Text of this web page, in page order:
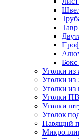
Уголки
Уголки из
Уголки из
Уголки
Уголки
Уголок
Парящий